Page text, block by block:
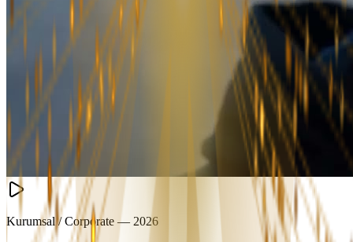
Kurumsal / Corporate — 2026